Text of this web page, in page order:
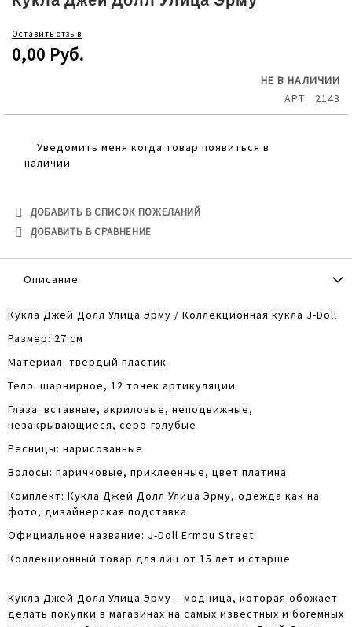
Оставить отзыв
0,00 Руб.
НЕ В НАЛИЧИИ
АРТ
2143
Уведомить меня когда товар появиться в
наличии
ДОБАВИТЬ В СПИСОК ПОЖЕЛАНИЙ
ДОБАВИТЬ В СРАВНЕНИЕ
beginning
of
the
Описание
Кукла Джей Долл Улица Эрму / Коллекционная кукла J-Doll
Размер: 27 см
Материал: твердый пластик
Тело: шарнирное, 12 точек артикуляции
Глаза: вставные, акриловые, неподвижные,
незакрывающиеся, серо-голубые
Ресницы: нарисованные
Волосы: паричковые, приклеенные, цвет платина
Комплект: Кукла Джей Долл Улица Эрму, одежда как на
фото, дизайнерская подставка
Официальное название: J-Doll Ermou Street
Коллекционный товар для лиц от 15 лет и старше
Кукла Джей Долл Улица Эрму – модница, которая обожает
делать покупки в магазинах на самых известных и богемных